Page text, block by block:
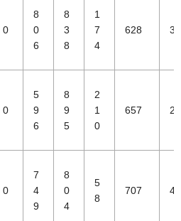
0
8
0
6
8
3
8
1
7
4
628 36
0
5
9
6
8
9
5
2
1
0
657 28
0
7
4
9
8
0
4
5
8
707 40